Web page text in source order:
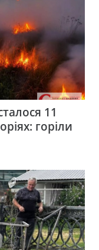
11
горіли